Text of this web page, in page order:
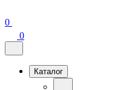
0
0
Каталог